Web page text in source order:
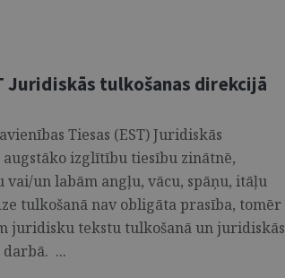
Juridiskās tulkošanas direkcijā
Tiesas (EST) Juridiskās
izglītību tiesību zinātnē,
un labām angļu, vācu, spāņu, itāļu
tulkošanā nav obligāta prasība, tomēr
juridisku tekstu tulkošanā un juridiskās
...